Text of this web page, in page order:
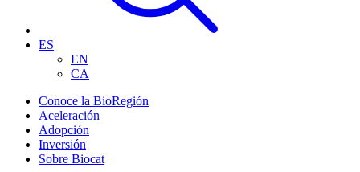
ES
EN
CA
Conoce la BioRegión
Aceleración
Adopción
Inversión
Sobre Biocat